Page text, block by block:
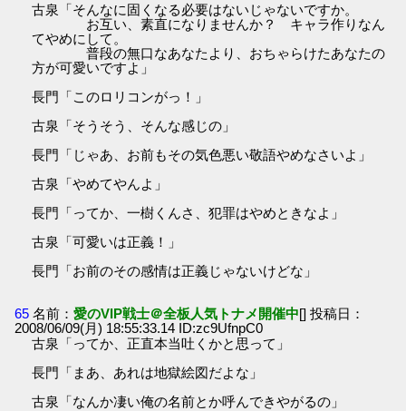
古泉「そんなに固くなる必要はないじゃないですか。
お互い、素直になりませんか？ キャラ作りなん
てやめにして。
普段の無口なあなたより、おちゃらけたあなたの
方が可愛いですよ」
長門「このロリコンがっ！」
古泉「そうそう、そんな感じの」
長門「じゃあ、お前もその気色悪い敬語やめなさいよ」
古泉「やめてやんよ」
長門「ってか、一樹くんさ、犯罪はやめときなよ」
古泉「可愛いは正義！」
長門「お前のその感情は正義じゃないけどな」
65 名前：愛のVIP戦士＠全板人気トナメ開催中[] 投稿日：
2008/06/09(月) 18:55:33.14 ID:zc9UfnpC0
古泉「ってか、正直本当吐くかと思って」
長門「まあ、あれは地獄絵図だよな」
古泉「なんか凄い俺の名前とか呼んできやがるの」